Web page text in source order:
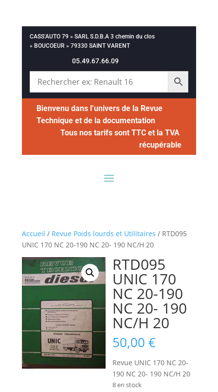
CASS’AUTO 79 » SARL S.D.B.A 3 chemin du clos
« BOUCOEUR » 79330 SAINT VARENT
05.49.67.66.09
Bienvenu dans l’univers de la Revue
Technique et de la documentation
Tous nos tarifs sont TTC et la TVA
récupérable
Accueil / Revue Poids lourds et Utilitaires / RTD095
UNIC 170 NC 20-190 NC 20- 190 NC/H 20
RTD095
UNIC 170
NC 20-190
NC 20- 190
NC/H 20
50,00€
Revue UNIC 170 NC 20-
190 NC 20- 190 NC/H 20
8 en stock